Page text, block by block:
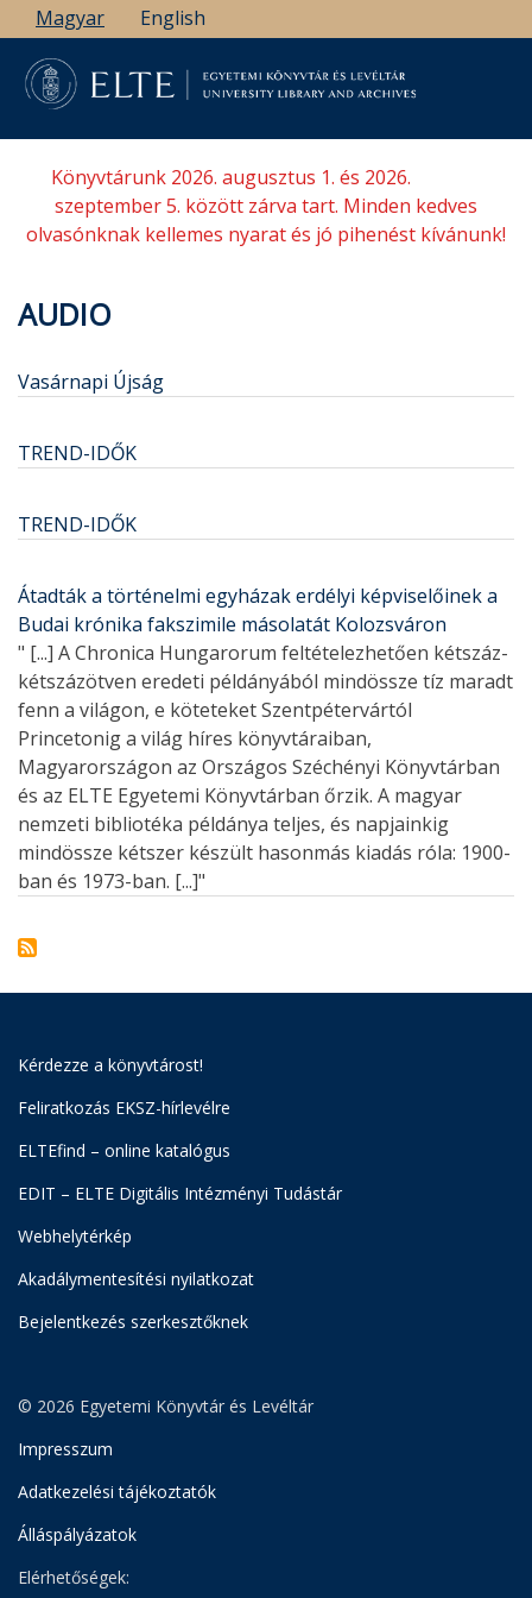
Ugrás
a
tartalomra
Magyar English
Könyvtárunk 2026. augusztus 1. és 2026.
szeptember 5. között zárva tart. Minden kedves
olvasónknak kellemes nyarat és jó pihenést kívánunk!
AUDIO
Vasárnapi Újság
TREND-IDŐK
TREND-IDŐK
Átadták a történelmi egyházak erdélyi képviselőinek a
Budai krónika fakszimile másolatát Kolozsváron
" [...] A Chronica Hungarorum feltételezhetően kétszáz-
kétszázötven eredeti példányából mindössze tíz maradt
fenn a világon, e köteteket Szentpétervártól
Princetonig a világ híres könyvtáraiban,
Magyarországon az Országos Széchényi Könyvtárban
és az ELTE Egyetemi Könyvtárban őrzik. A magyar
nemzeti bibliotéka példánya teljes, és napjainkig
mindössze kétszer készült hasonmás kiadás róla: 1900-
ban és 1973-ban. [...]"
Kérdezze a könyvtárost!
Feliratkozás EKSZ-hírlevélre
ELTEfind – online katalógus
EDIT – ELTE Digitális Intézményi Tudástár
Webhelytérkép
Akadálymentesítési nyilatkozat
Bejelentkezés szerkesztőknek
© 2026 Egyetemi Könyvtár és Levéltár
Impresszum
Adatkezelési tájékoztatók
Álláspályázatok
Elérhetőségek: